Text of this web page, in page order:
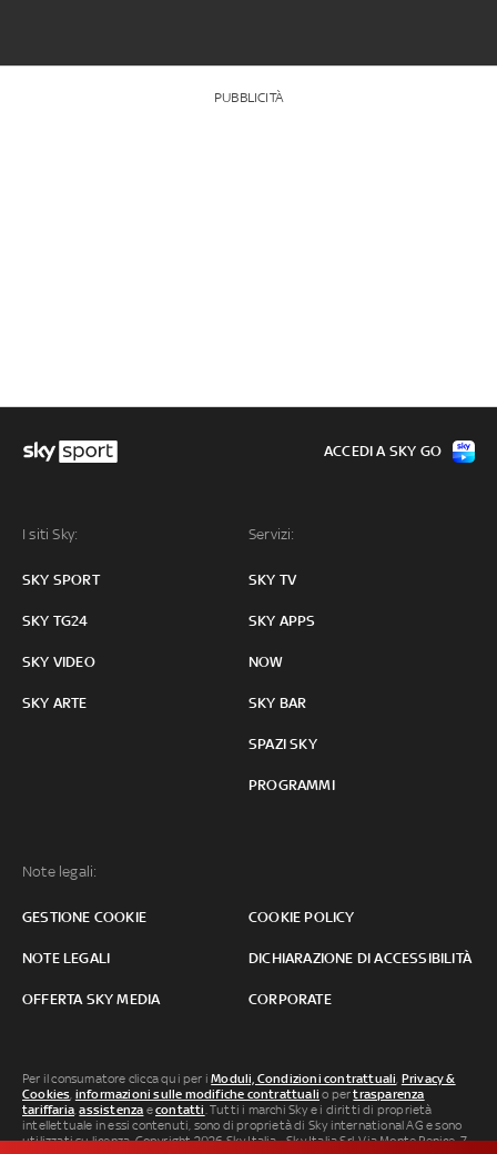
PUBBLICITÀ
I siti Sky:
SKY SPORT
SKY TG24
SKY VIDEO
SKY ARTE
Servizi:
SKY TV
SKY APPS
NOW
SKY BAR
SPAZI SKY
PROGRAMMI
Note legali:
GESTIONE COOKIE COOKIE POLICY
NOTE LEGALI DICHIARAZIONE DI ACCESSIBILITÀ
OFFERTA SKY MEDIA CORPORATE
ACCEDI A SKY GO
Per il consumatore clicca qui per iModuli, Condizioni contrattuali, Privacy &
Cookies, informazioni sulle modifiche contrattuali o pertrasparenza
tariffaria,assistenza econtatti. Tutti i marchi Sky e i diritti di proprietà
intellettuale in essi contenuti, sono di proprietà di Sky international AG e sono
utilizzati su licenza. Copyright 2026 Sky Italia - Sky Italia Srl Via Monte Penice, 7 -